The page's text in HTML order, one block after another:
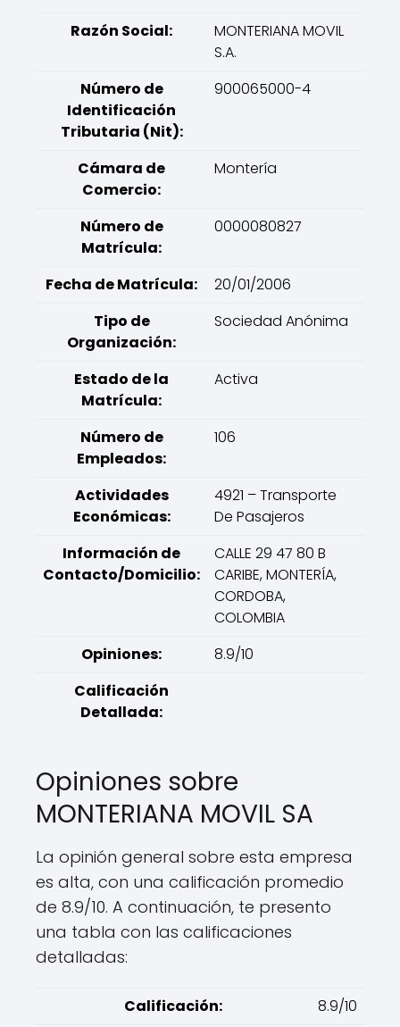
Razón Social:
MONTERIANA MOVIL
S.A.
Número de
Identificación
Tributaria (Nit):
900065000-4
Cámara de
Comercio:
Montería
Número de
Matrícula:
0000080827
Fecha de Matrícula:
20/01/2006
Tipo de
Organización:
Sociedad Anónima
Estado de la
Matrícula:
Activa
Número de
Empleados:
106
Actividades
Económicas:
4921 – Transporte
De Pasajeros
Información de
Contacto/Domicilio:
CALLE 29 47 80 B
CARIBE, MONTERÍA,
CORDOBA,
COLOMBIA
Opiniones:
8.9/10
Calificación
Detallada:
Opiniones sobre
MONTERIANA MOVIL SA
La opinión general sobre esta empresa
es alta, con una calificación promedio
de 8.9/10. A continuación, te presento
una tabla con las calificaciones
detalladas:
Calificación: 8.9/10